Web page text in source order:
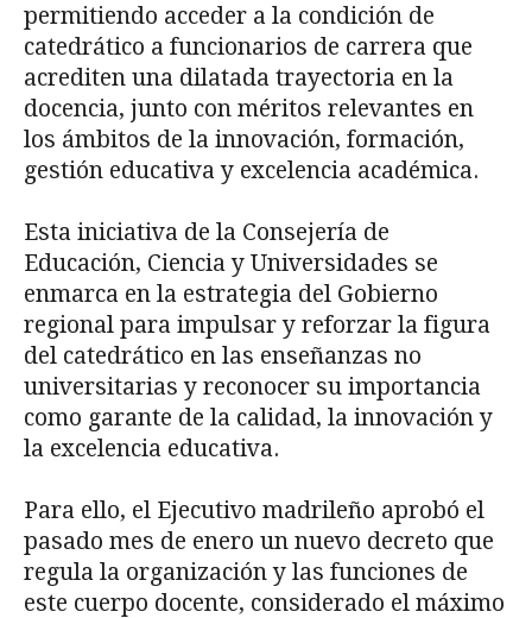
permitiendo acceder a la condición de
catedrático a funcionarios de carrera que
acrediten una dilatada trayectoria en la
docencia, junto con méritos relevantes en
los ámbitos de la innovación, formación,
gestión educativa y excelencia académica.
Esta iniciativa de la Consejería de
Educación, Ciencia y Universidades se
enmarca en la estrategia del Gobierno
regional para impulsar y reforzar la figura
del catedrático en las enseñanzas no
universitarias y reconocer su importancia
como garante de la calidad, la innovación y
la excelencia educativa.
Para ello, el Ejecutivo madrileño aprobó el
pasado mes de enero un nuevo decreto que
regula la organización y las funciones de
este cuerpo docente, considerado el máximo